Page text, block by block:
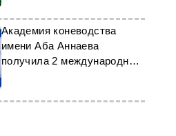
Академия коневодства
имени Аба Аннаева
получила 2 международных
сертификата